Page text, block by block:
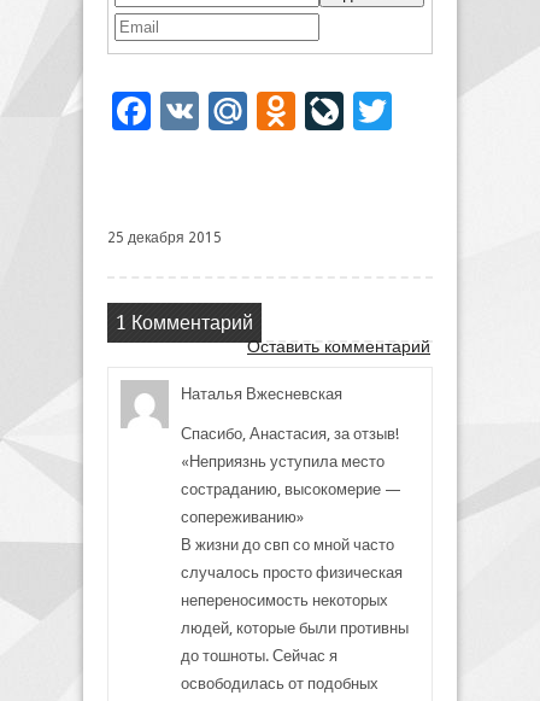
Facebook
VK Mail.Ru Odnoklassniki
LiveJournal
25 декабря 2015
1 Комментарий
Оставить комментарий
Наталья Вжесневская
Спасибо, Анастасия, за отзыв!
«Неприязнь уступила место
состраданию, высокомерие —
сопереживанию»
В жизни до свп со мной часто
случалось просто физическая
непереносимость некоторых
людей, которые были противны
до тошноты. Сейчас я
освободилась от подобных